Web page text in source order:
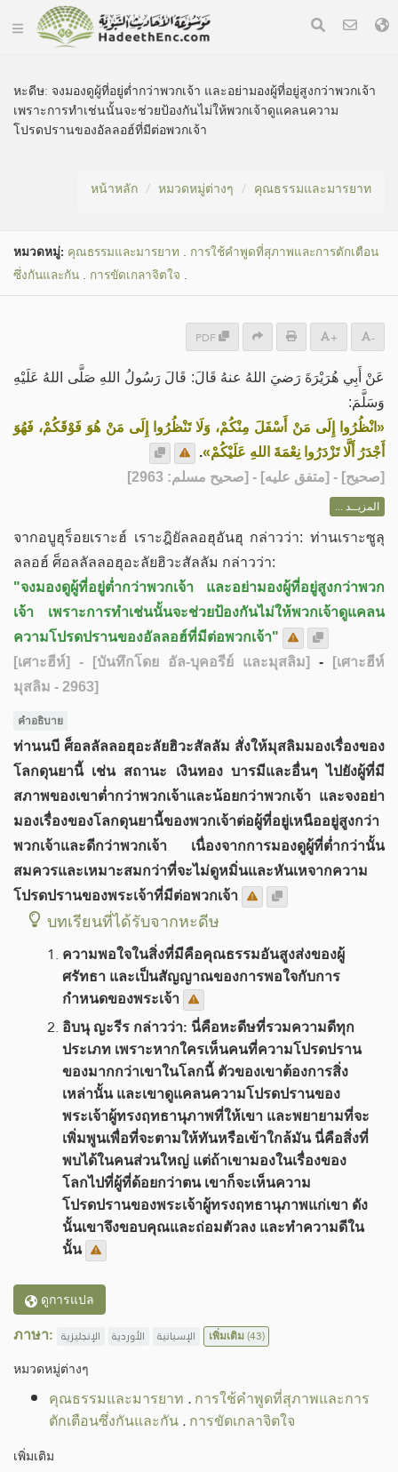
หะดีษ: จงมองดูผู้ที่อยู่ต่ำกว่าพวกเจ้า และอย่ามองผู้ที่อยู่สูงกว่าพวกเจ้า
เพราะการทำเช่นนั้นจะช่วยป้องกันไม่ให้พวกเจ้าดูแคลนความ
โปรดปรานของอัลลอฮ์ที่มีต่อพวกเจ้า
หน้าหลัก หมวดหมู่​ต่างๆ คุณธรรมและมารยาท
หมวดหมู่​: คุณธรรมและมารยาท . การใช้คำพูดที่สุภาพและการตักเตือน
ซึ่งกันและกัน . การขัดเกลาจิตใจ .
PDF + -
عَنْ أَبِي هُرَيْرَةَ رَضيَ اللهُ عنهُ قَالَ: قَالَ رَسُولُ اللهِ صَلَّى اللهُ عَلَيْهِ
وَسَلَّمَ:
«انْظُرُوا إِلَى مَنْ أَسْفَلَ مِنْكُمْ، وَلَا تَنْظُرُوا إِلَى مَنْ هُوَ فَوْقَكُمْ، فَهُوَ
أَجْدَرُ أَلَّا تَزْدَرُوا نِعْمَةَ اللهِ عَلَيْكُمْ».
[صحيح] - [متفق عليه] - [صحيح مسلم: 2963]
المزيــد ...
จากอบูฮุร็อยเราะฮ์ เราะฎิยัลลอฮุอันฮุ กล่าวว่า: ท่านเราะซูลุ
ลลอฮ์ ศ็อลลัลลอฮุอะลัยฮิวะสัลลัม กล่าวว่า:
"จงมองดูผู้ที่อยู่ต่ำกว่าพวกเจ้า และอย่ามองผู้ที่อยู่สูงกว่าพวก
เจ้า เพราะการทำเช่นนั้นจะช่วยป้องกันไม่ให้พวกเจ้าดูแคลน
ความโปรดปรานของอัลลอฮ์ที่มีต่อพวกเจ้า"
[เศาะฮีห์]
- [บันทึกโดย อัล-บุคอรีย์ และมุสลิม] -
[เศาะฮีห์
มุสลิม - 2963]
คำอธิบาย​
ท่านนบี ศ็อลลัลลอฮุอะลัยฮิวะสัลลัม สั่งให้มุสลิมมองเรื่องของ
โลกดุนยานี้ เช่น สถานะ เงินทอง บารมีและอื่นๆ ไปยังผู้ที่มี
สภาพของเขาต่ำกว่าพวกเจ้าและน้อยกว่าพวกเจ้า และจงอย่า
มองเรื่องของโลกดุนยานี้ของพวกเจ้าต่อผู้ที่อยู่เหนืออยู่สูงกว่า
พวกเจ้าและดีกว่าพวกเจ้า เนื่องจากการมองดูผู้ที่ต่ำกว่านั้น
สมควรและเหมาะสมกว่าที่จะไม่ดูหมิ่นและหันเหจากความ
โปรดปรานของพระเจ้าที่มีต่อพวกเจ้า
บทเรียนที่ได้รับจากหะดีษ
ความพอใจในสิ่งที่มีคือคุณธรรมอันสูงส่งของผู้
ศรัทธา และเป็นสัญญาณของการพอใจกับการ
กำหนดของพระเจ้า
อิบนุ ญะรีร กล่าวว่า: นี่คือหะดีษที่รวมความดีทุก
ประเภท เพราะหากใครเห็นคนที่ความโปรดปราน
ของมากกว่าเขาในโลกนี้ ตัวของเขาต้องการสิ่ง
เหล่านั้น และเขาดูแคลนความโปรดปรานของ
พระเจ้าผู้ทรงฤทธานุภาพที่ให้เขา และพยายามที่จะ
เพิ่มพูนเพื่อที่จะตามให้ทันหรือเข้าใกล้มัน นี่คือสิ่งที่
พบได้ในคนส่วนใหญ่ แต่ถ้าเขามองในเรื่องของ
โลกไปที่ผู้ที่ด้อยกว่าตน เขาก็จะเห็นความ
โปรดปรานของพระเจ้าผู้ทรงฤทธานุภาพแก่เขา ดัง
นั้นเขาจึงขอบคุณและถ่อมตัวลง และทำความดีใน
นั้น
ดูการแปล
ภาษา: الإنجليزية الأوردية الإسبانية เพิ่มเติม(43)
หมวดหมู่​ต่างๆ
คุณธรรมและมารยาท .การใช้คำพูดที่สุภาพและการ
ตักเตือนซึ่งกันและกัน.การขัดเกลาจิตใจ
เพิ่มเติม